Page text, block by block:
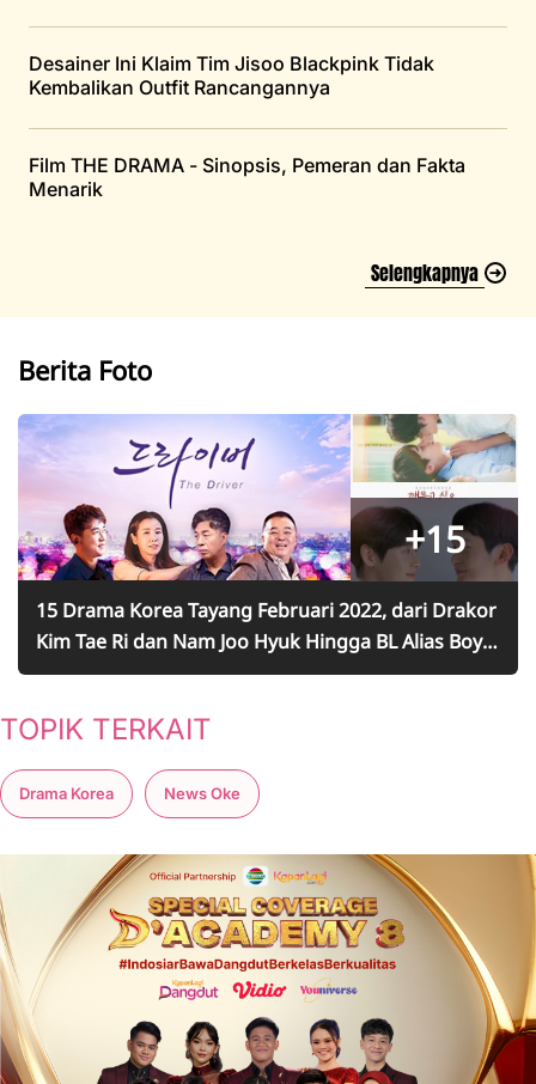
Desainer Ini Klaim Tim Jisoo Blackpink Tidak
Kembalikan Outfit Rancangannya
Film THE DRAMA - Sinopsis, Pemeran dan Fakta
Menarik
Selengkapnya
Berita Foto
+15
15 Drama Korea Tayang Februari 2022, dari Drakor
Kim Tae Ri dan Nam Joo Hyuk Hingga BL Alias Boy
Love
TOPIK TERKAIT
Drama Korea News Oke